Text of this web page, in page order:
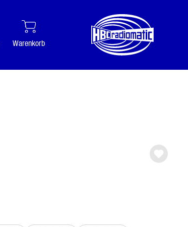
Warenkorb